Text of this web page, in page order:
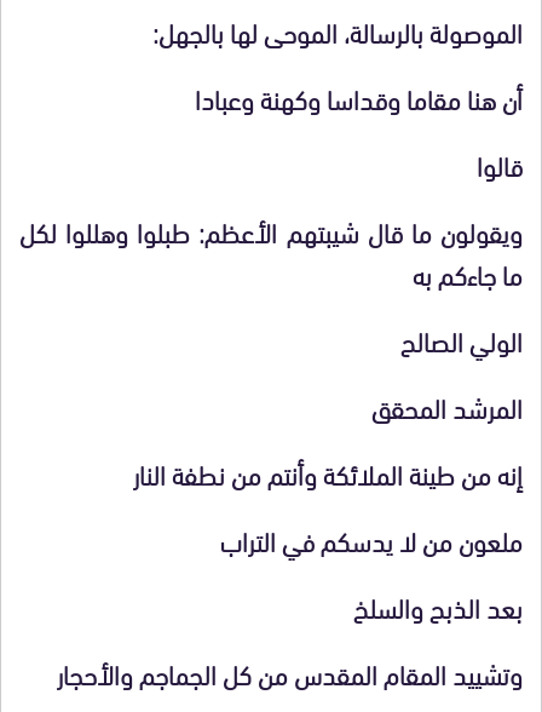
الموصولة بالرسالة، الموحى لها بالجهل:
أن هنا مقاما وقداسا وكهنة وعبادا
قالوا
ويقولون ما قال شيبتهم الأعظم: طبلوا وهللوا لكل
ما جاءكم به
الولي الصالح
المرشد المحقق
إنه من طينة الملائكة وأنتم من نطفة النار
ملعون من لا يدسكم في التراب
بعد الذبح والسلخ
وتشييد المقام المقدس من كل الجماجم والأحجار